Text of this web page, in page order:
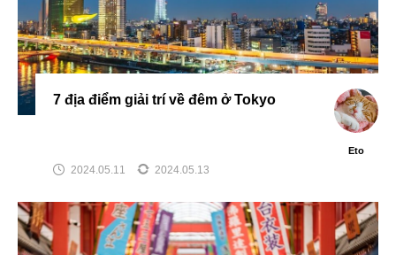
7 địa điểm giải trí về đêm ở Tokyo
Eto
2024.05.11 2024.05.13